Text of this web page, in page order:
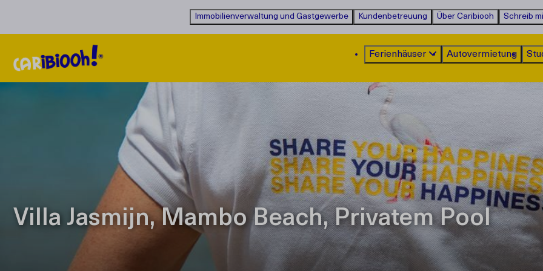
Immobilienverwaltung und Gastgewerbe Kundenbetreuung Über Caribiooh Schreib
Ferienhäuser Autovermietung
Villa Jasmijn, Mambo Beach, Privatem Pool